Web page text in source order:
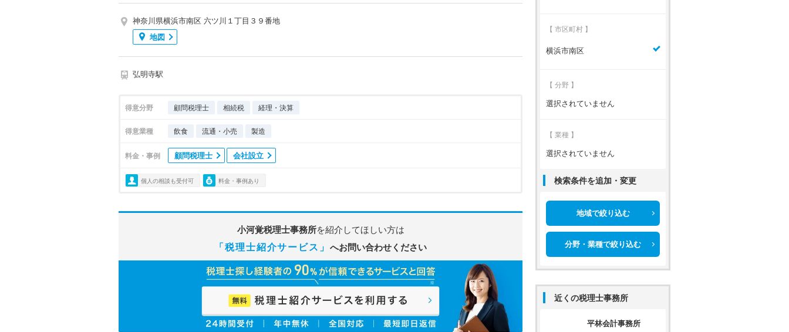
【 市区町村 】
横浜市南区
【 分野 】
選択されていません
【 業種 】
選択されていません
検索条件を追加・変更
地域で絞り込む
分野・業種で絞り込む
近くの税理士事務所
平林会計事務所
神奈川県横浜市南区 六ツ川１丁目３９番地
地図
弘明寺駅
得意分野 顧問税理士 相続税 経理・決算
得意業種 飲食 流通・小売 製造
料金・事例 顧問税理士 会社設立
個人の相談も受付可 料金・事例あり
小河覚税理士事務所を紹介してほしい方は
「税理士紹介サービス」へお問い合わせください